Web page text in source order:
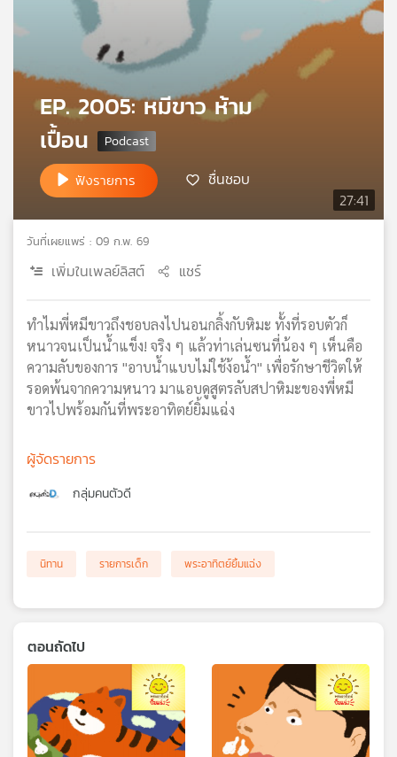
กิจกรรม
เกี่ยว
ข่าย
วิทยุ
ไทย
เอส
แผนที่
วิทยุ
27:41
EP. 2005: หมีขาว ห้าม
เปื้อน
ฟังรายการ ชื่นชอบ
วันที่เผยแพร่ : 09 ก.พ. 69
เพิ่มในเพลย์ลิสต์ แชร์
ทำไมพี่หมีขาวถึงชอบลงไปนอนกลิ้งกับหิมะ ทั้งที่รอบตัวก็
หนาวจนเป็นน้ำแข็ง! จริง ๆ แล้วท่าเล่นซนที่น้อง ๆ เห็นคือ
ความลับของการ "อาบน้ำแบบไม่ใช้ง้อน้ำ" เพื่อรักษาชีวิตให้
รอดพ้นจากความหนาว มาแอบดูสูตรลับสปาหิมะของพี่หมี
ขาวไปพร้อมกันที่พระอาทิตย์ยิ้มแฉ่ง
ผู้จัดรายการ
กลุ่มคนตัวดี
นิทาน รายการเด็ก พระอาทิตย์ยิ้มแฉ่ง
ตอนถัดไป